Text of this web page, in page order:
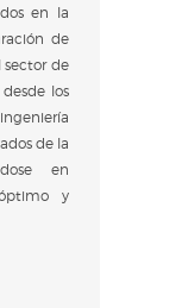
en la
de
sector de
los
de la
en
y